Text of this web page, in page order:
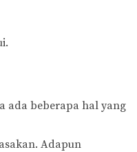
ada beberapa hal yang
Adapun